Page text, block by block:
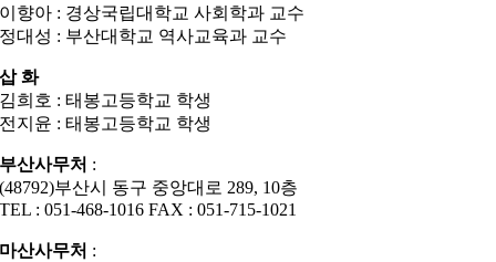
이향아 : 경상국립대학교 사회학과 교수
정대성 : 부산대학교 역사교육과 교수
삽 화
김희호 : 태봉고등학교 학생
전지윤 : 태봉고등학교 학생
부산사무처 :
(48792)부산시 동구 중앙대로 289, 10층
TEL : 051-468-1016 FAX : 051-715-1021
마산사무처 :